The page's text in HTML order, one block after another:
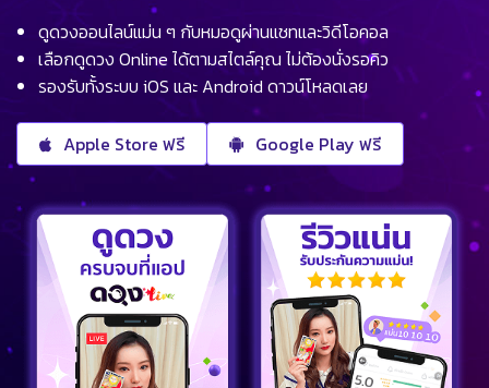
ดูดวงออนไลน์แม่น ๆ กับหมอดูผ่านแชทและวิดีโอคอล
เลือกดูดวง Online ได้ตามสไตล์คุณ ไม่ต้องนั่งรอคิว
รองรับทั้งระบบ iOS และ Android ดาวน์โหลดเลย
Apple Store ฟรี Google Play ฟรี